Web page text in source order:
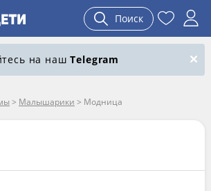
Поиск
на нашTelegram
> Малышарики > Модница